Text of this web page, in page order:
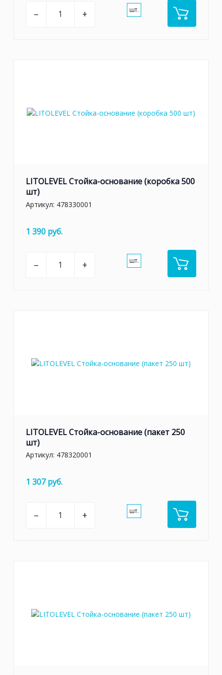
– + шт.
LITOLEVEL Стойка-основание (коробка 500
шт)
Артикул: 478330001
1 390 руб.
– + шт.
LITOLEVEL Стойка-основание (пакет 250
шт)
Артикул: 478320001
1 307 руб.
– + шт.